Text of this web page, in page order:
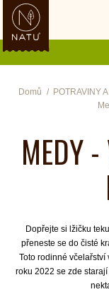
Domů POTRAVINY
MEDY
Dopřejte si lžičku
přeneste se do čisté
Toto rodinné včelařství
roku 2022 se zde